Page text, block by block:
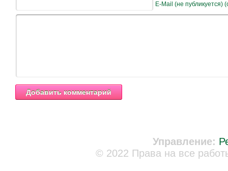
E-Mail (не публикуется)
Управление:
© 2022 Права на все